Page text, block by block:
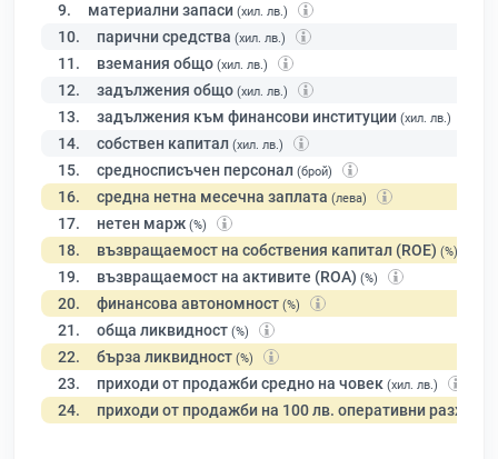
9. материални запаси (хил. лв.)
10. парични средства (хил. лв.)
11. вземания общо (хил. лв.)
12. задължения общо (хил. лв.)
13. задължения към финансови институции (хил. лв.)
14. собствен капитал (хил. лв.)
15. средносписъчен персонал (брой)
16. средна нетна месечна заплата (лева)
17. нетен марж (%)
18. възвращаемост на собствения капитал (ROE) (%)
19. възвращаемост на активите (ROA) (%)
20. финансова автономност (%)
21. обща ликвидност (%)
22. бърза ликвидност (%)
23. приходи от продажби средно на човек (хил. лв.)
24. приходи от продажби на 100 лв. оперативни разходи